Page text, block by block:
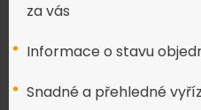
za vás
Informace o stavu
Snadné a přehledné